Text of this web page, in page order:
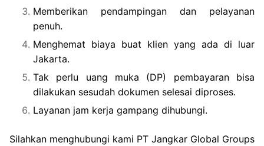
Memberikan pendampingan dan pelayanan
penuh.
Menghemat biaya buat klien yang ada di luar
Jakarta.
Tak perlu uang muka (DP) pembayaran bisa
dilakukan sesudah dokumen selesai diproses.
Layanan jam kerja gampang dihubungi.
Silahkan menghubungi kami PT Jangkar Global Groups